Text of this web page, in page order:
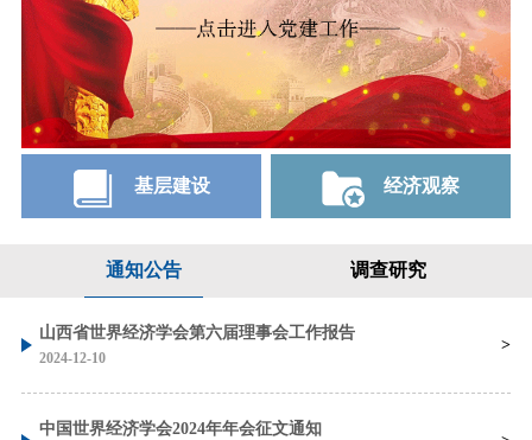
基层建设 经济观察
通知公告 调查研究
山西省世界经济学会第六届理事会工作报告
2024-12-10
中国世界经济学会2024年年会征文通知